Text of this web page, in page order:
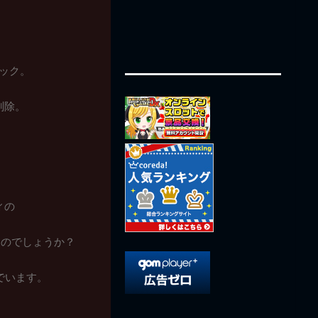
ク。
。
の
でしょうか？
ます。